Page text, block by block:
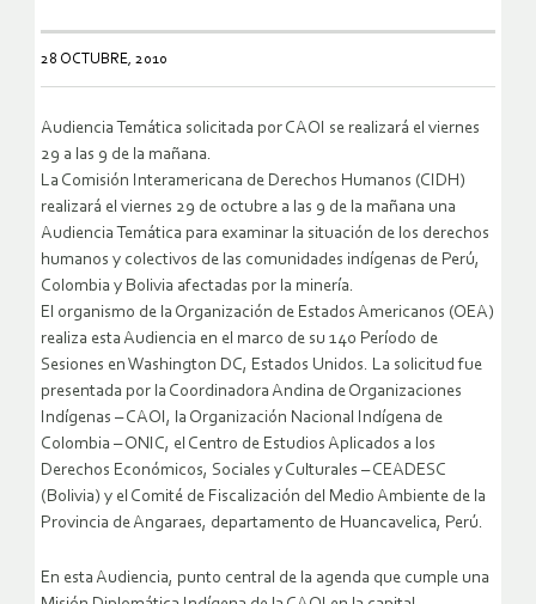
28 OCTUBRE, 2010
Audiencia Temática solicitada por CAOI se realizará el viernes
29 a las 9 de la mañana.
La Comisión Interamericana de Derechos Humanos (CIDH)
realizará el viernes 29 de octubre a las 9 de la mañana una
Audiencia Temática para examinar la situación de los derechos
humanos y colectivos de las comunidades indígenas de Perú,
Colombia y Bolivia afectadas por la minería.
El organismo de la Organización de Estados Americanos (OEA)
realiza esta Audiencia en el marco de su 140 Período de
Sesiones en Washington DC, Estados Unidos. La solicitud fue
presentada por la Coordinadora Andina de Organizaciones
Indígenas – CAOI, la Organización Nacional Indígena de
Colombia – ONIC, el Centro de Estudios Aplicados a los
Derechos Económicos, Sociales y Culturales – CEADESC
(Bolivia) y el Comité de Fiscalización del Medio Ambiente de la
Provincia de Angaraes, departamento de Huancavelica, Perú.
En esta Audiencia, punto central de la agenda que cumple una